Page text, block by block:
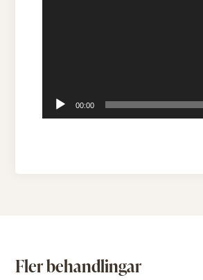
00:00
Fler behandlingar